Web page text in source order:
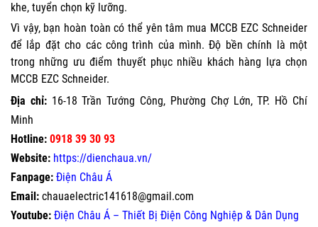
khe, tuyển chọn kỹ lưỡng.
Vì vậy, bạn hoàn toàn có thể yên tâm mua MCCB EZC Schneider
để lắp đặt cho các công trình của mình. Độ bền chính là một
trong những ưu điểm thuyết phục nhiều khách hàng lựa chọn
MCCB EZC Schneider.
Địa chỉ:16-18 Trần Tướng Công, Phường Chợ Lớn, TP. Hồ Chí
Minh
Hotline: 0918 39 30 93
Website: https://dienchaua.vn/
Fanpage: Điện Châu Á
Email: chauaelectric141618@gmail.com
Youtube: Điện Châu Á – Thiết Bị Điện Công Nghiệp & Dân Dụng